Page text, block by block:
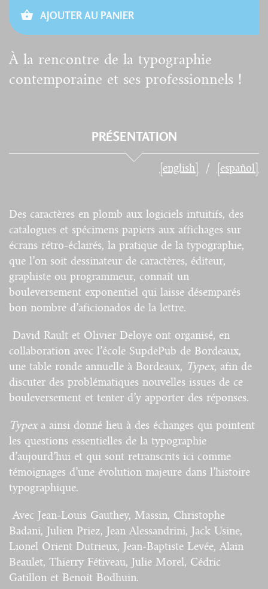
AJOUTER AU PANIER
À la rencontre de la typographie
contemporaine et ses professionnels !
PRÉSENTATION
[english] [español]
Des caractères en plomb aux logiciels intuitifs, des
catalogues et spécimens papiers aux affichages sur
écrans rétro-éclairés, la pratique de la typographie,
que l’on soit dessinateur de caractères, éditeur,
graphiste ou programmeur, connaît un
bouleversement exponentiel qui laisse désemparés
bon nombre d’aficionados de la lettre.
David Rault et Olivier Deloye ont organisé, en
collaboration avec l’école SupdePub de Bordeaux,
une table ronde annuelle à Bordeaux, Typex, afin de
discuter des problématiques nouvelles issues de ce
bouleversement et tenter d’y apporter des réponses.
Typexa ainsi donné lieu à des échanges qui pointent
les questions essentielles de la typographie
d’aujourd’hui et qui sont retranscrits ici comme
témoignages d’une évolution majeure dans l’histoire
typographique.
Avec Jean-Louis Gauthey, Massin, Christophe
Badani, Julien Priez, Jean Alessandrini, Jack Usine,
Lionel Orient Dutrieux, Jean-Baptiste Levée, Alain
Beaulet, Thierry Fétiveau, Julie Morel, Cédric
Gatillon et Benoît Bodhuin.